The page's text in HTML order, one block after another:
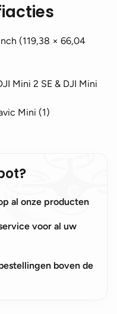
(119,38 × 66,04
Mini 2 SE & DJI Mini
Mini (1)
al onze producten
voor al uw
boven de